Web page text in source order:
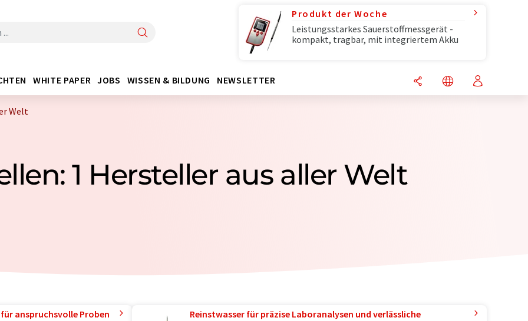
Produkt der Woche
Leistungsstarkes Sauerstoffmessgerät -
kompakt, tragbar, mit integriertem Akku
WHITE PAPER JOBS WISSEN & BILDUNG NEWSLETTER
Welt
1 Hersteller aus aller Welt
anspruchsvolle Proben
Reinstwasser für präzise Laboranalysen und verlässliche